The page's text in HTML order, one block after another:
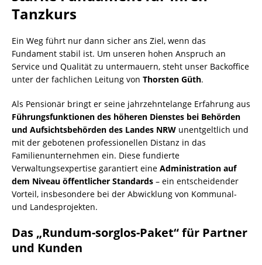
Tanzkurs
​Ein Weg führt nur dann sicher ans Ziel, wenn das
Fundament stabil ist. Um unseren hohen Anspruch an
Service und Qualität zu untermauern, steht unser Backoffice
unter der fachlichen Leitung von Thorsten Güth.
​Als Pensionär bringt er seine jahrzehntelange Erfahrung aus
Führungsfunktionen des höheren Dienstes bei Behörden
und Aufsichtsbehörden des Landes NRW unentgeltlich und
mit der gebotenen professionellen Distanz in das
Familienunternehmen ein. Diese fundierte
Verwaltungsexpertise garantiert eine Administration auf
dem Niveau öffentlicher Standards – ein entscheidender
Vorteil, insbesondere bei der Abwicklung von Kommunal-
und Landesprojekten.
​Das „Rundum-sorglos-Paket“ für Partner
und Kunden